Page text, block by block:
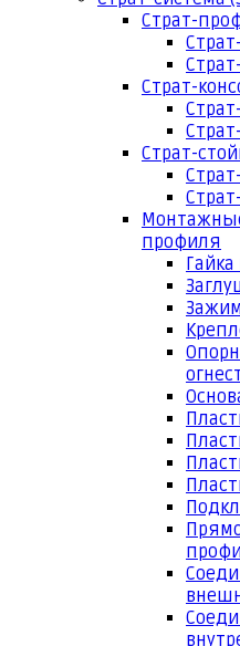
Страт-
Страт-
Страт-
профиля